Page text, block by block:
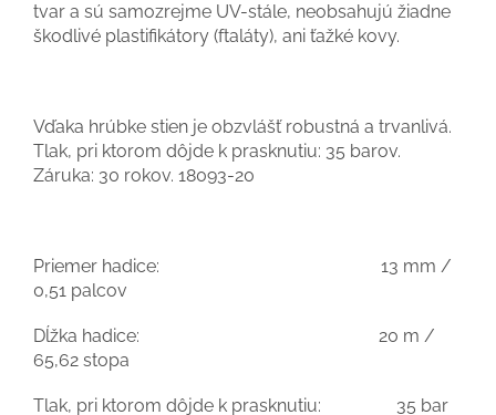
tvar a sú samozrejme UV-stále, neobsahujú žiadne
škodlivé plastifikátory (ftaláty), ani ťažké kovy.
Vďaka hrúbke stien je obzvlášť robustná a trvanlivá.
Tlak, pri ktorom dôjde k prasknutiu: 35 barov.
Záruka: 30 rokov. 18093-20
Priemer hadice: 13 mm /
0,51 palcov
Dĺžka hadice: 20 m /
65,62 stopa
Tlak, pri ktorom dôjde k prasknutiu: 35 bar